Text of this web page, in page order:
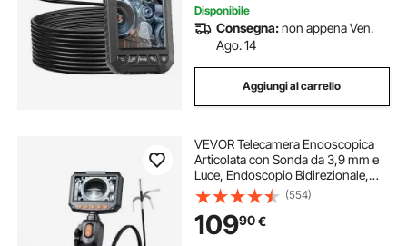
Disponibile
Consegna:non appena Ven.
Ago. 14
Aggiungi al carrello
VEVOR Telecamera Endoscopica
Articolata con Sonda da 3,9 mm e
Luce, Endoscopio Bidirezionale,
Schermo IPS HD da 4,3'', Zoom 8x,
Cavo Flessibile da 1,5 m
Impermeabile IP67, per Settore Auto
e Idraulica
(554)
10990€